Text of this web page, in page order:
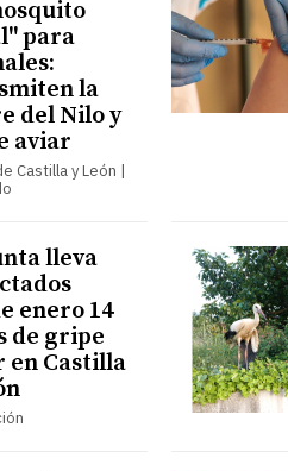
para
la
del Nilo y
aviar
Castilla y León |
lleva
enero 14
de gripe
en Castilla